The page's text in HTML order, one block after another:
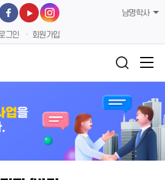
남명학사
그인 회원가입